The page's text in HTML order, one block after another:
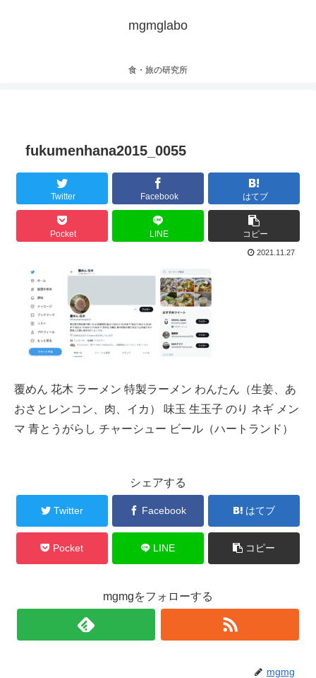
mgmglabo
食・旅の研究所
fukumenhana2015_0055
Twitter Facebook はてブ
Pocket LINE コピー
2021.11.27
覆めん 花木 ラーメン 特製ラーメン わんたん（生姜、あ
おさとレンコン、肉、イカ） 味玉 生玉子 のり ネギ メン
マ 青とうがらし チャーシュー ビール（ハートランド）
シェアする
Twitter Facebook はてブ
Pocket LINE コピー
mgmgをフォローする
mgmg